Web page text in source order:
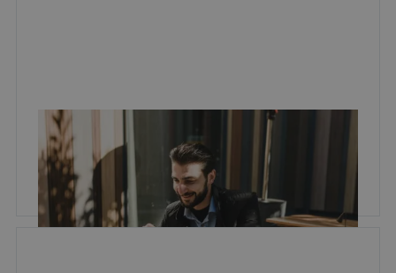
VOOR MEDEWERKERS
Persoonlijke ontwikkeling, Events & Nieuws